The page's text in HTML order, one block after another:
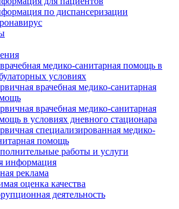
по диспансеризации
медико-санитарная помощь в
условиях
врачебная медико-санитарная
врачебная медико-санитарная
в условиях дневного стационара
специализированная медико-
помощь
работы и услуги
информация
реклама
оценка качества
деятельность